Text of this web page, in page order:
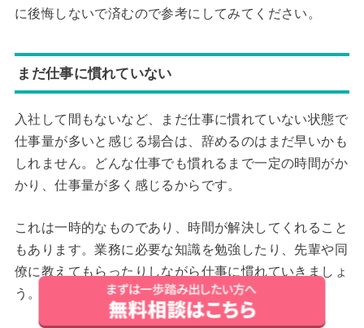
に後悔しないで済むので参考にしてみてください。
まだ仕事に慣れていない
入社して間もないなど、まだ仕事に慣れていない状態で
仕事量が多いと感じる場合は、辞めるのはまだ早いかも
しれません。どんな仕事でも慣れるまで一定の時間がか
かり、仕事量が多く感じるからです。
これは一時的なものであり、時間が解決してくれること
もあります。業務に必要な知識を勉強したり、先輩や同
僚に教えてもらったりしながら仕事に慣れていきましょ
う。